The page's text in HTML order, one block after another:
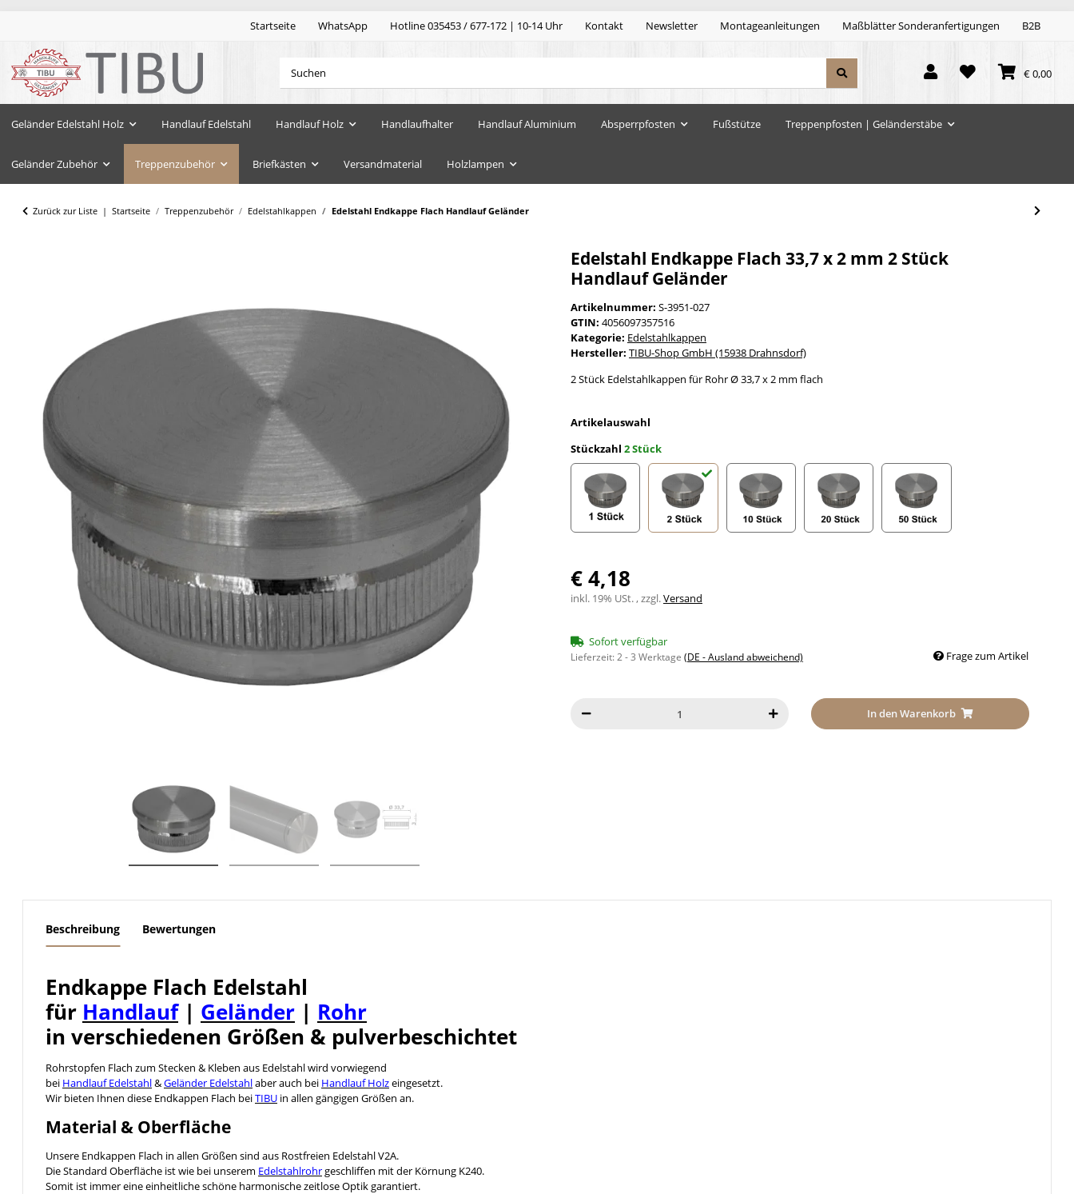
Startseite WhatsApp Hotline 035453 / 677-172 | 10-14 Uhr Kontakt Newsletter Montageanleitungen Maßblätter Sonderanfertigungen B2B
€ 0,00
Geländer Edelstahl Holz Handlauf Edelstahl Handlauf Holz Handlaufhalter Handlauf Aluminium Absperrpfosten Fußstütze Treppenpfosten | Geländerstäbe
Geländer Zubehör Treppenzubehör Briefkästen Versandmaterial Holzlampen
Zurück zur Liste Startseite Treppenzubehör Edelstahlkappen Edelstahl Endkappe Flach Handlauf Geländer
Edelstahl Endkappe Flach 33,7 x 2 mm 2 Stück
Handlauf Geländer
Artikelnummer: S-3951-027
GTIN: 4056097357516
Kategorie: Edelstahlkappen
Hersteller: TIBU-Shop GmbH (15938 Drahnsdorf)
2 Stück Edelstahlkappen für Rohr Ø 33,7 x 2 mm flach
Artikelauswahl
Stückzahl 2 Stück
€ 4,18
inkl. 19% USt. , zzgl.Versand
Sofort verfügbar
Lieferzeit:2 - 3 Werktage (DE - Ausland abweichend) Frage zum Artikel
In den Warenkorb
Beschreibung Bewertungen
Endkappe Flach Edelstahl
für Handlauf| Geländer | Rohr
in verschiedenen Größen & pulverbeschichtet
Rohrstopfen Flach zum Stecken & Kleben aus Edelstahl wird vorwiegend
bei Handlauf Edelstahl&Geländer Edelstahlaber auch bei Handlauf Holzeingesetzt.
Wir bieten Ihnen diese Endkappen Flach beiTIBU in allen gängigen Größen an.
Material & Oberfläche
Unsere Endkappen Flach in allen Größen sind aus Rostfreien Edelstahl V2A.
Die Standard Oberfläche ist wie bei unserem Edelstahlrohrgeschliffen mit der Körnung K240.
Somit ist immer eine einheitliche schöne harmonische zeitlose Optik garantiert.